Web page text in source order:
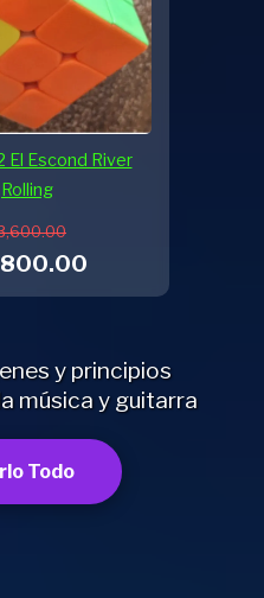
El Escond River
Rolling
y principios
música y guitarra
Todo